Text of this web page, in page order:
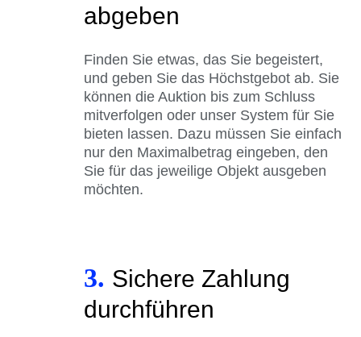
abgeben
Finden Sie etwas, das Sie begeistert,
und geben Sie das Höchstgebot ab. Sie
können die Auktion bis zum Schluss
mitverfolgen oder unser System für Sie
bieten lassen. Dazu müssen Sie einfach
nur den Maximalbetrag eingeben, den
Sie für das jeweilige Objekt ausgeben
möchten.
3. Sichere Zahlung
durchführen